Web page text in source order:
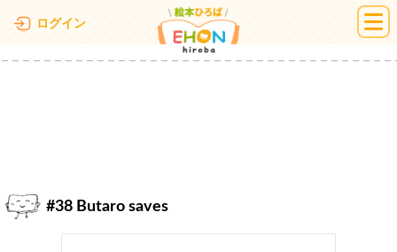
ログイン 絵本ひろば
#38 Butaro saves